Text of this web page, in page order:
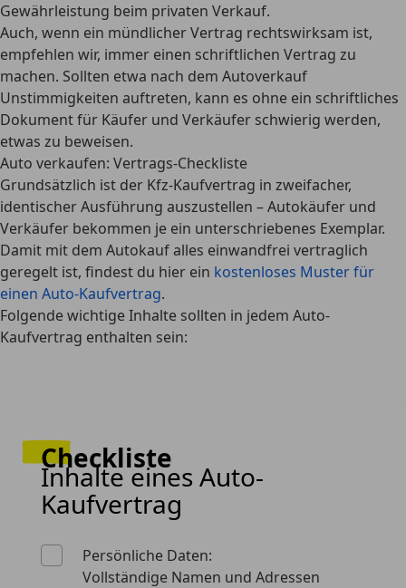
Gewährleistung beim privaten Verkauf.
Auch, wenn ein mündlicher Vertrag rechtswirksam ist,
empfehlen wir, immer einen schriftlichen Vertrag zu
machen. Sollten etwa nach dem Autoverkauf
Unstimmigkeiten auftreten, kann es ohne ein schriftliches
Dokument für Käufer und Verkäufer schwierig werden,
etwas zu beweisen.
Auto verkaufen: Vertrags-Checkliste
Grundsätzlich ist der Kfz-Kaufvertrag in zweifacher,
identischer Ausführung auszustellen – Autokäufer und
Verkäufer bekommen je ein unterschriebenes Exemplar.
Damit mit dem Autokauf alles einwandfrei vertraglich
geregelt ist, findest du hier ein kostenloses Muster für
einen Auto-Kaufvertrag.
Folgende wichtige Inhalte sollten in jedem Auto-
Kaufvertrag enthalten sein:
Checkliste
Inhalte eines Auto-
Kaufvertrag
Persönliche Daten:
Vollständige Namen und Adressen